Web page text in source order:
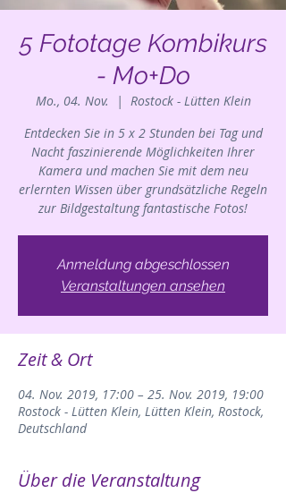
5 Fototage Kombikurs
- Mo+Do
Mo., 04. Nov.
  |
Rostock - Lütten Klein
Entdecken Sie in 5 x 2 Stunden bei Tag und
Nacht faszinierende Möglichkeiten Ihrer
Kamera und machen Sie mit dem neu
erlernten Wissen über grundsätzliche Regeln
zur Bildgestaltung fantastische Fotos!
Anmeldung abgeschlossen
Veranstaltungen ansehen
Zeit & Ort
04. Nov. 2019, 17:00 – 25. Nov. 2019, 19:00
Rostock - Lütten Klein, Lütten Klein, Rostock,
Deutschland
Über die Veranstaltung